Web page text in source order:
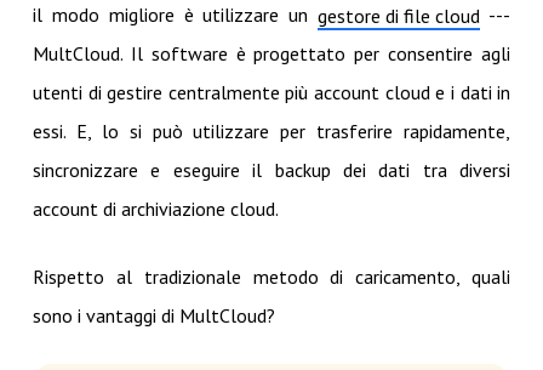
il modo migliore è utilizzare ungestore di file cloud ---
MultCloud. Il software è progettato per consentire agli
utenti di gestire centralmente più account cloud e i dati in
essi. E, lo si può utilizzare per trasferire rapidamente,
sincronizzare e eseguire il backup dei dati tra diversi
account di archiviazione cloud.
Rispetto al tradizionale metodo di caricamento, quali
sono i vantaggi di MultCloud?